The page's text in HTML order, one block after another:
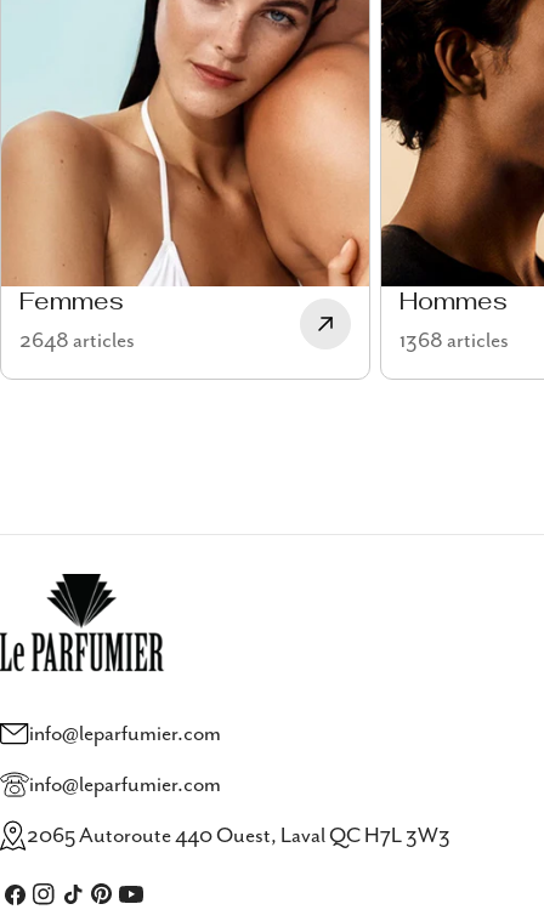
Femmes
2648 articles
Hommes
1368 articles
info@leparfumier.com
info@leparfumier.com
2065 Autoroute 440 Ouest, Laval QC H7L 3W3
Facebook
Instagram
TIC Pinterest
Youtube